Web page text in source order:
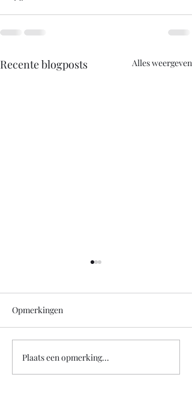
Recente blogposts Alles weergeven
MuziekBingo super
gezellig
Opmerkingen
Plaats een opmerking...